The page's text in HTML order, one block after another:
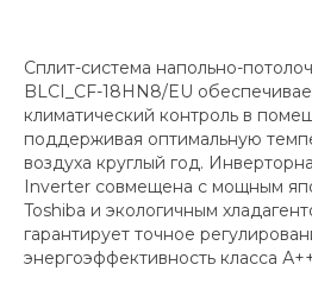
Сплит-система напольно-
BLCI_CF-18HN8/EU
климатический контроль в
поддерживая оптимальную
воздуха круглый год.
Inverter совмещена с мощным
Toshiba и экологичным
гарантирует точное
энергоэффективность класса